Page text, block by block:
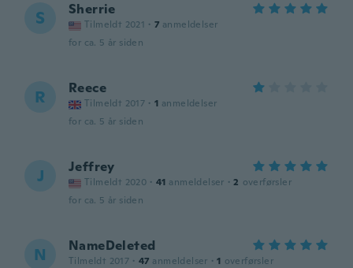
S Sherrie
Tilmeldt 2021 · 7 anmeldelser
for ca. 5 år siden
R Reece
Tilmeldt 2017 · 1 anmeldelser
for ca. 5 år siden
J Jeffrey
Tilmeldt 2020 · 41 anmeldelser · 2 overførsler
for ca. 5 år siden
N NameDeleted
Tilmeldt 2017 · 47 anmeldelser · 1 overførsler